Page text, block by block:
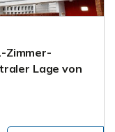
Zimmer-
Lage von